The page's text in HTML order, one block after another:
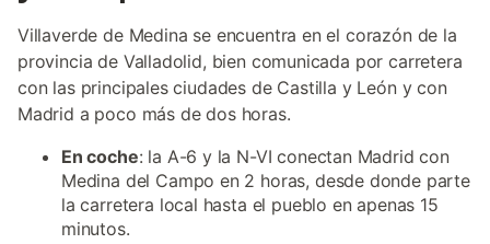
Villaverde de Medina se encuentra en el corazón de la
provincia de Valladolid, bien comunicada por carretera
con las principales ciudades de Castilla y León y con
Madrid a poco más de dos horas.
En coche: la A-6 y la N-VI conectan Madrid con
Medina del Campo en 2 horas, desde donde parte
la carretera local hasta el pueblo en apenas 15
minutos.